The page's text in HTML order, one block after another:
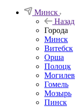
Минск
Назад
Города
Минск
Витебск
Орша
Полоцк
Могилев
Гомель
Мозырь
Пинск